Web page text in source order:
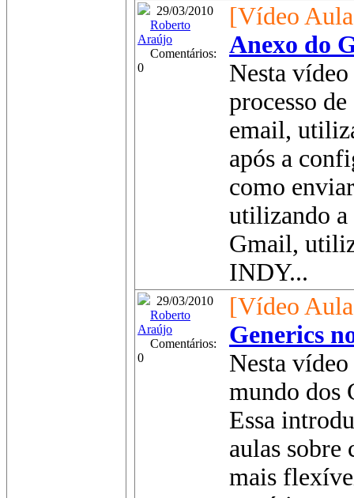
29/03/2010
Roberto
Araújo
Comentários:
0
[Vídeo
Anexo do
Nesta
processo
email,
após a
como
utilizando a
Gmail,
INDY...
29/03/2010
Roberto
Araújo
Comentários:
0
[Vídeo
Generics
Nesta
mundo dos
Essa
aulas sobre
mais